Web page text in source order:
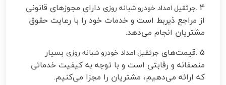
4
.جرثقیل امداد خودرو شبانه روزی دارای مجوزهای قانونی
از مراجع ذیربط است و خدمات خود را با رعایت حقوق
مشتریان انجام می‌دهد.
5
.قیمت‌های جرثقیل امداد خودرو شبانه روزی بسیار
منصفانه و رقابتی است و با توجه به کیفیت خدماتی
که ارائه می‌دهیم، مشتریان را مجزا می‌کنیم.